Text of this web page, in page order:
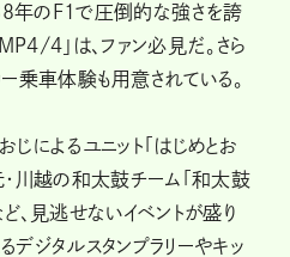
年のF1で圧倒的な強さを誇
4」は、ファン必見だ。さら
乗車体験も用意されている。
によるユニット「はじめとお
・川越の和太鼓チーム「和太鼓
、見逃せないイベントが盛り
デジタルスタンプラリーやキッ